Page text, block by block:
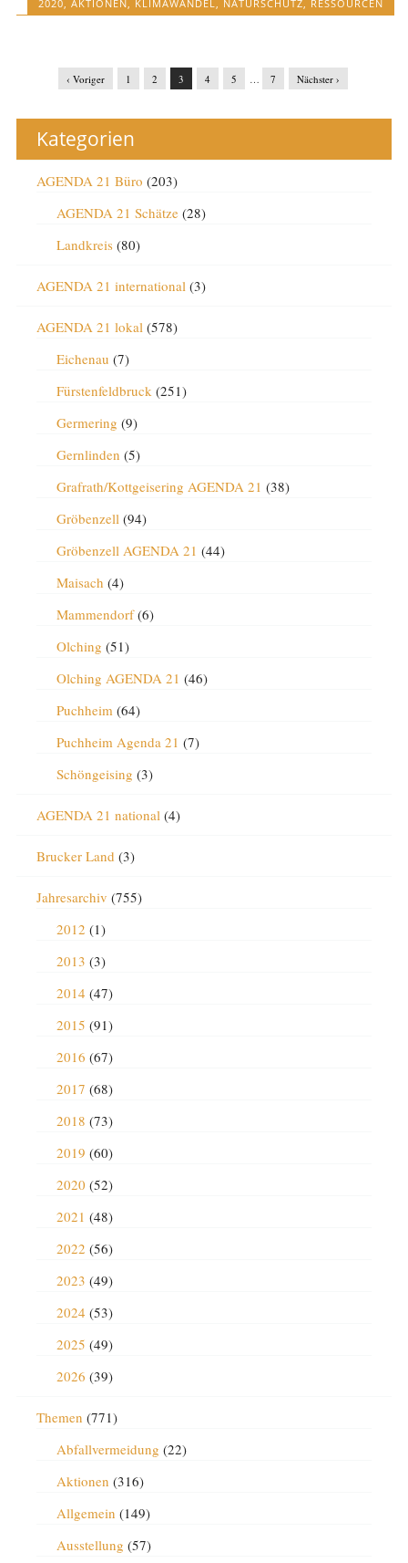
2020 AKTIONEN KLIMAWANDEL NATURSCHUTZ RESSOURCEN
‹ Voriger 1 2 3 4 5 … 7 Nächster ›
Kategorien
AGENDA 21 Büro (203)
AGENDA 21 Schätze(28)
Landkreis(80)
AGENDA 21 international(3)
AGENDA 21 lokal(578)
Eichenau (7)
Fürstenfeldbruck(251)
Germering (9)
Gernlinden (5)
Grafrath/Kottgeisering AGENDA 21 (38)
Gröbenzell(94)
Gröbenzell AGENDA 21 (44)
Maisach (4)
Mammendorf(6)
Olching (51)
Olching AGENDA 21 (46)
Puchheim(64)
Puchheim Agenda 21 (7)
Schöngeising (3)
AGENDA 21 national(4)
Brucker Land (3)
Jahresarchiv (755)
2012 (1)
2013 (3)
2014 (47)
2015 (91)
2016 (67)
2017 (68)
2018 (73)
2019 (60)
2020 (52)
2021 (48)
2022 (56)
2023 (49)
2024 (53)
2025 (49)
2026 (39)
Themen (771)
Abfallvermeidung (22)
Aktionen (316)
Allgemein (149)
Ausstellung (57)